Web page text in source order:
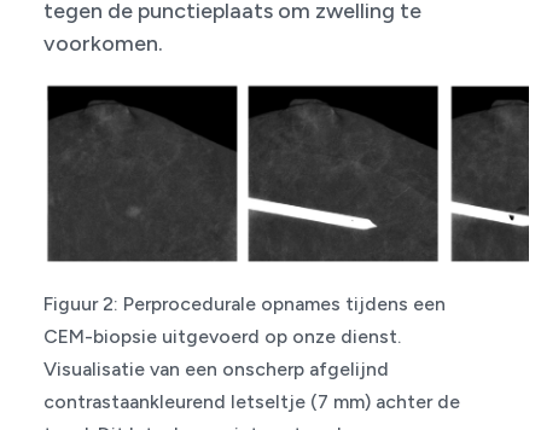
tegen de punctieplaats om zwelling te
voorkomen.
Figuur 2: Perprocedurale opnames tijdens een
CEM-biopsie uitgevoerd op onze dienst.
Visualisatie van een onscherp afgelijnd
contrastaankleurend letseltje (7 mm) achter de